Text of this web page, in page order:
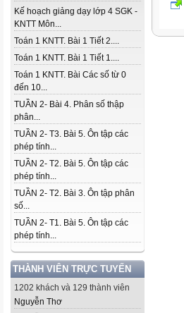
Kế hoạch giảng dạy lớp 4 SGK -
KNTT Môn...
Toán 1 KNTT. Bài 1 Tiết 2....
Toán 1 KNTT. Bài 1 Tiết 1....
Toán 1 KNTT. Bài Các số từ 0
đến 10...
TUẦN 2- Bài 4. Phân số thập
phân...
TUẦN 2- T3. Bài 5. Ôn tập các
phép tính...
TUẦN 2- T2. Bài 5. Ôn tập các
phép tính...
TUẦN 2- T2. Bài 3. Ôn tập phân
số...
TUẦN 2- T1. Bài 5. Ôn tập các
phép tính...
THÀNH VIÊN TRỰC TUYẾN
1202 khách và 129 thành viên
Nguyễn Thơ